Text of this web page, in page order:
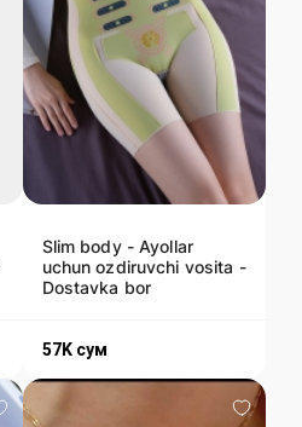
Slim body - Ayollar
uchun ozdiruvchi vosita -
Dostavka bor
57K сум